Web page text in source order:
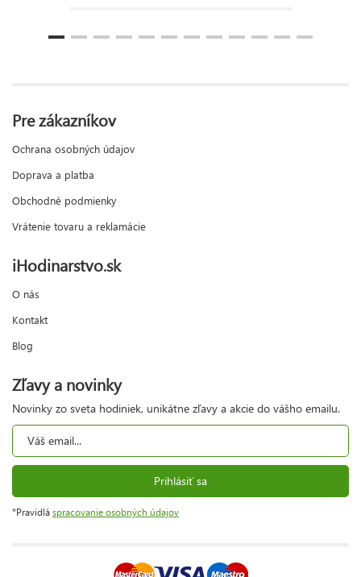
Pre zákazníkov
Ochrana osobných údajov
Doprava a platba
Obchodné podmienky
Vrátenie tovaru a reklamácie
iHodinarstvo.sk
O nás
Kontakt
Blog
Zľavy a novinky
Novinky zo sveta hodiniek, unikátne zľavy a akcie do vášho emailu.
Prihlásiť sa
*Pravidlá spracovanie osobných údajov